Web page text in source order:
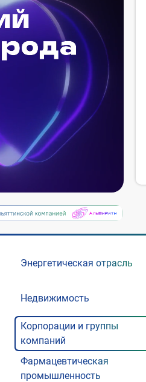
Энергетическая отрасль
Недвижимость
Корпорации и группы
компаний
Фармацевтическая
промышленность